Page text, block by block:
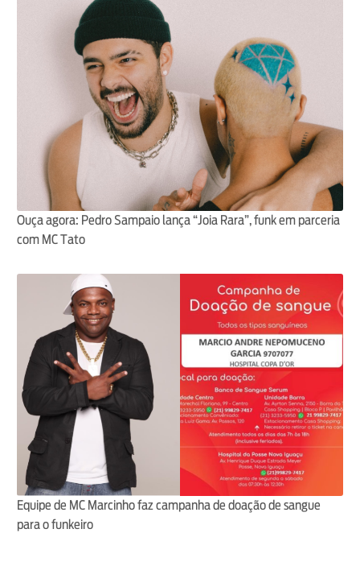
Ouça agora: Pedro Sampaio lança “Joia Rara”, funk em parceria
com MC Tato
Equipe de MC Marcinho faz campanha de doação de sangue
para o funkeiro